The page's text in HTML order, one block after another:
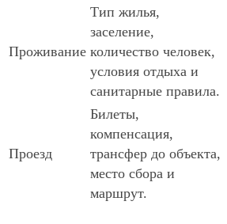
Проживание
Тип жилья,
заселение,
количество человек,
условия отдыха и
санитарные правила.
Проезд
Билеты,
компенсация,
трансфер до объекта,
место сбора и
маршрут.